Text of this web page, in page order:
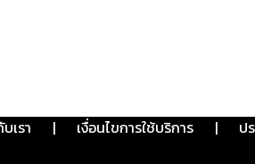
เรา | เงื่อนไขการใช้บริการ | ป